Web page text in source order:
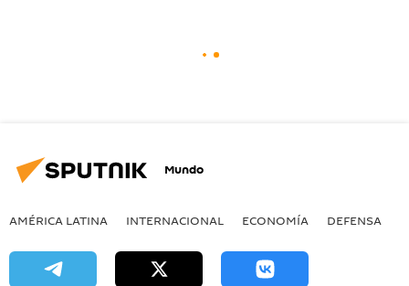
Mundo
AMÉRICA LATINA INTERNACIONAL ECONOMÍA DEFENSA